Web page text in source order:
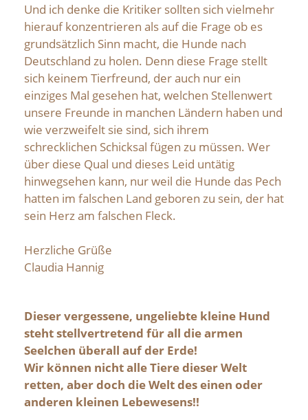
Und ich denke die Kritiker sollten sich vielmehr
hierauf konzentrieren als auf die Frage ob es
grundsätzlich Sinn macht, die Hunde nach
Deutschland zu holen. Denn diese Frage stellt
sich keinem Tierfreund, der auch nur ein
einziges Mal gesehen hat, welchen Stellenwert
unsere Freunde in manchen Ländern haben und
wie verzweifelt sie sind, sich ihrem
schrecklichen Schicksal fügen zu müssen. Wer
über diese Qual und dieses Leid untätig
hinwegsehen kann, nur weil die Hunde das Pech
hatten im falschen Land geboren zu sein, der hat
sein Herz am falschen Fleck.
Herzliche Grüße
Claudia Hannig
Dieser vergessene, ungeliebte kleine Hund
steht stellvertretend für all die armen
Seelchen überall auf der Erde!
Wir können nicht alle Tiere dieser Welt
retten, aber doch die Welt des einen oder
anderen kleinen Lebewesens!!